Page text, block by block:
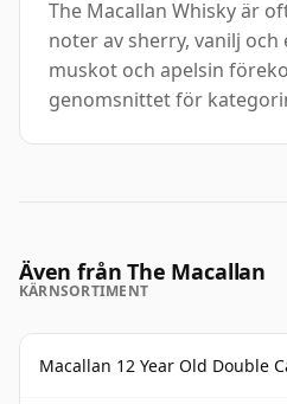
The Macallan Whisky är
noter av sherry, vanilj och
muskot och apelsin
genomsnittet för
Även från The Macallan
KÄRNSORTIMENT
Macallan 12 Year Old Double